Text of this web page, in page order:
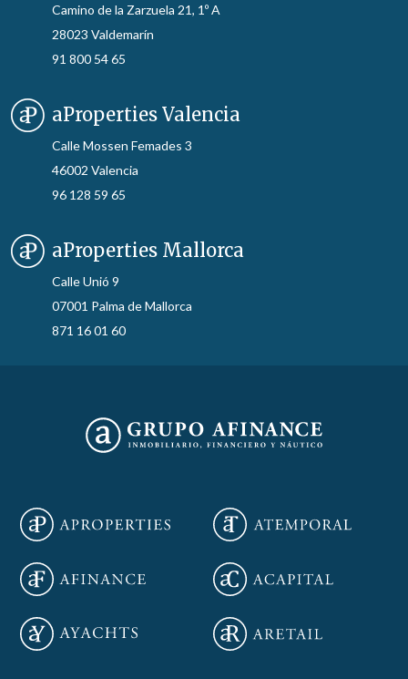
Camino de la Zarzuela 21, 1º A
28023 Valdemarín
91 800 54 65
aProperties Valencia
Calle Mossen Femades 3
46002 Valencia
96 128 59 65
aProperties Mallorca
Calle Unió 9
07001 Palma de Mallorca
871 16 01 60